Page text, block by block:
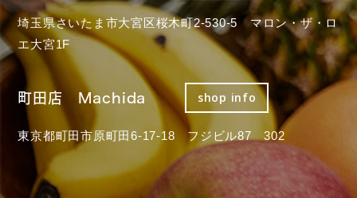
埼玉県さいたま市大宮区桜木町2-530-5 マロン・ザ・ロ
エ大宮1F
町田店 Machida shop info
東京都町田市原町田6-17-18 フジビル87 302